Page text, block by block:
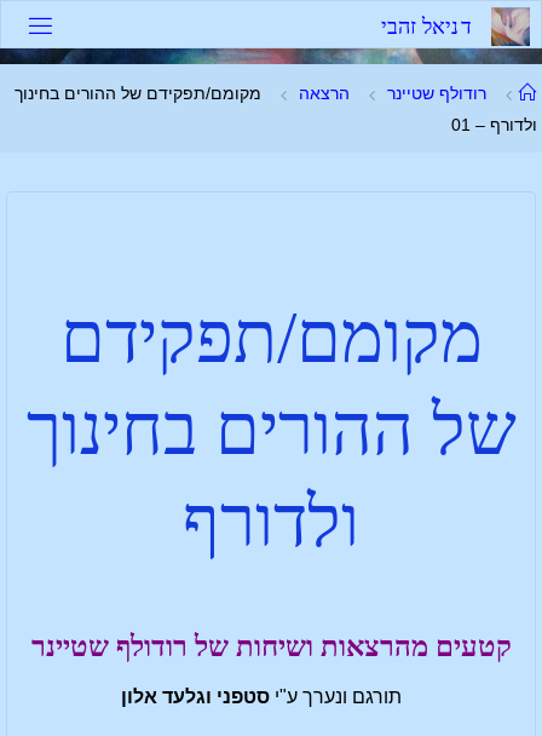
דניאל זהבי
רודולף שטיינר הרצאה
מקומם/תפקידם של ההורים בחינוך
ולדורף – 01
מקומם/תפקידם
של ההורים בחינוך
ולדורף
קטעים מהרצאות ושיחות של רודולף שטיינר
תורגם ונערך ע"י סטפני וגלעד אלון